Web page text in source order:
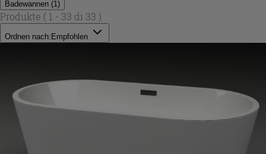
Badewannen (1 )
Produkte ( 1 - 33 di 33 )
Ordnen nach: Empfohlen